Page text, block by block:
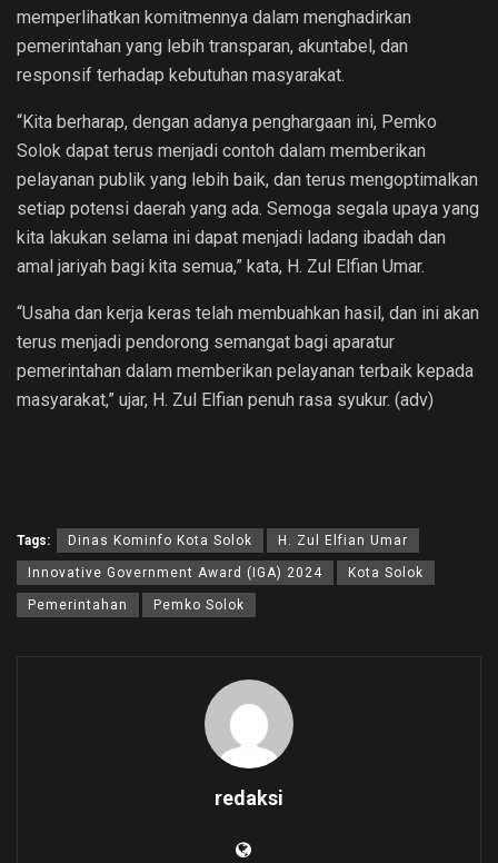
memperlihatkan komitmennya dalam menghadirkan
pemerintahan yang lebih transparan, akuntabel, dan
responsif terhadap kebutuhan masyarakat.
“Kita berharap, dengan adanya penghargaan ini, Pemko
Solok dapat terus menjadi contoh dalam memberikan
pelayanan publik yang lebih baik, dan terus mengoptimalkan
setiap potensi daerah yang ada. Semoga segala upaya yang
kita lakukan selama ini dapat menjadi ladang ibadah dan
amal jariyah bagi kita semua,” kata, H. Zul Elfian Umar.
“Usaha dan kerja keras telah membuahkan hasil, dan ini akan
terus menjadi pendorong semangat bagi aparatur
pemerintahan dalam memberikan pelayanan terbaik kepada
masyarakat,” ujar, H. Zul Elfian penuh rasa syukur. (adv)
Tags: Dinas Kominfo Kota Solok H. Zul Elfian Umar
Innovative Government Award (IGA) 2024 Kota Solok
Pemerintahan Pemko Solok
redaksi